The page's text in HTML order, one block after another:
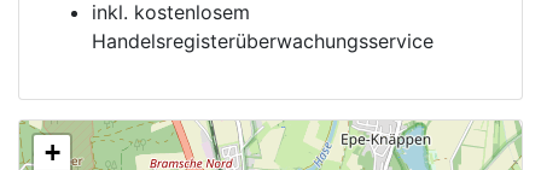
inkl. kostenlosem
Handelsregisterüberwachungsservice
+